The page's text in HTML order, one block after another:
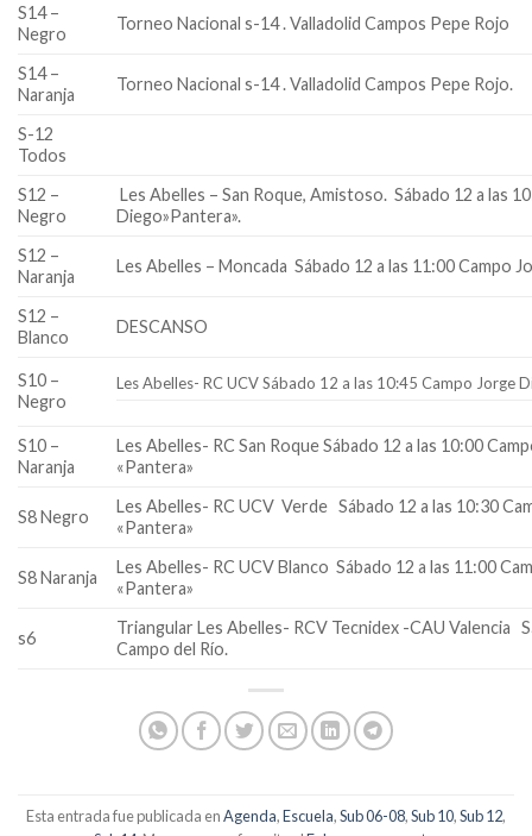
S14 –
Negro
Torneo Nacional s-14 . Valladolid Campos Pepe Rojo
S14 –
Naranja
Torneo Nacional s-14 . Valladolid Campos Pepe Rojo.
S-12
Todos
S12 –
Negro
Les Abelles – San Roque, Amistoso. Sábado 12 a las
Diego»Pantera».
S12 –
Naranja
Les Abelles – Moncada Sábado 12 a las 11:00 Campo
S12 –
Blanco
DESCANSO
S10 –
Negro
Les Abelles- RC UCV Sábado 12 a las 10:45 Campo Jorge
S10 –
Naranja
Les Abelles- RC San Roque Sábado 12 a las 10:00
«Pantera»
S8 Negro
Les Abelles- RC UCV Verde Sábado 12 a las 10:30
«Pantera»
S8 Naranja
Les Abelles- RC UCV Blanco Sábado 12 a las 11:00
«Pantera»
s6
Triangular Les Abelles- RCV Tecnidex -CAU Valencia
Campo del Río.
Esta entrada fue publicada enAgenda,Escuela,Sub 06-08,Sub 10,Sub 12,